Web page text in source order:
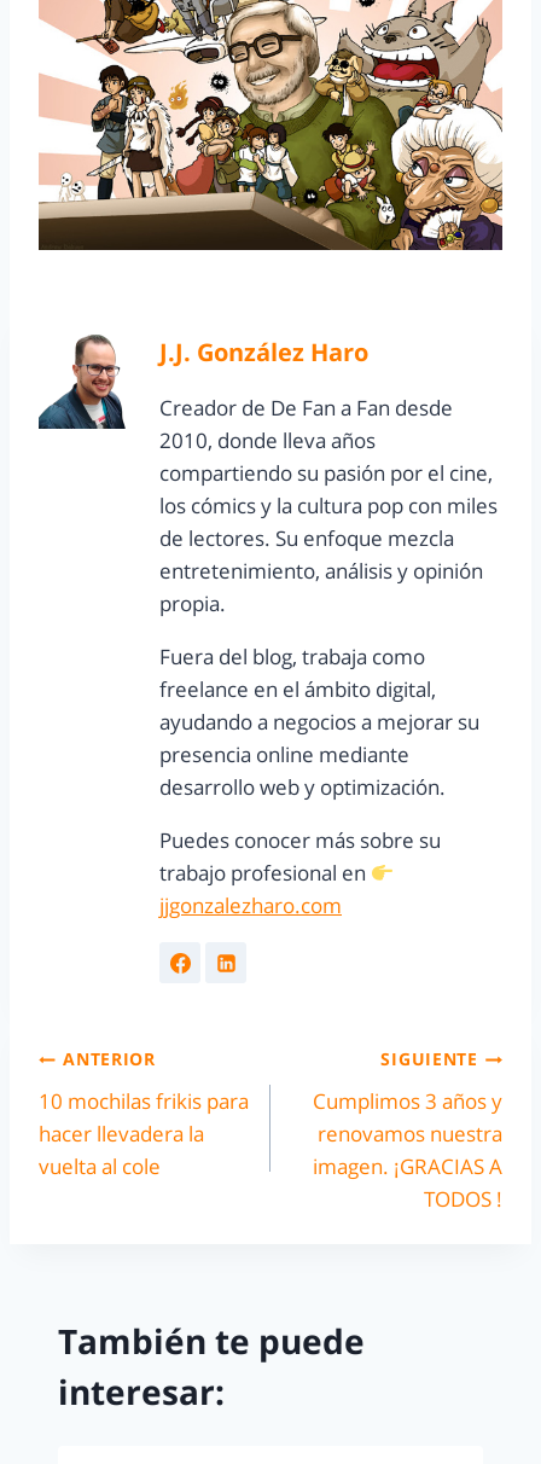
J.J. González Haro
Creador de De Fan a Fan desde
2010, donde lleva años
compartiendo su pasión por el cine,
los cómics y la cultura pop con miles
de lectores. Su enfoque mezcla
entretenimiento, análisis y opinión
propia.
Fuera del blog, trabaja como
freelance en el ámbito digital,
ayudando a negocios a mejorar su
presencia online mediante
desarrollo web y optimización.
Puedes conocer más sobre su
trabajo profesional en
jjgonzalezharo.com
ANTERIOR
10 mochilas frikis para
hacer llevadera la
vuelta al cole
SIGUIENTE
Cumplimos 3 años y
renovamos nuestra
imagen. ¡GRACIAS A
TODOS !
También te puede
interesar: